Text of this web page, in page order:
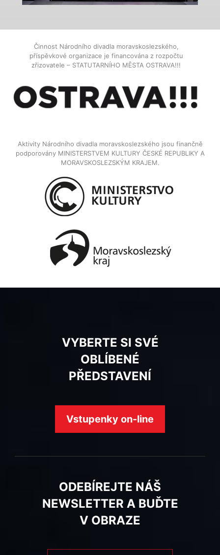
Činnost Národního divadla moravskoslezského,
příspěvkové organizace je financována z rozpočtu
zřizovatele – STATUTARNÍHO MĚSTA OSTRAVA!!!
Aktivity Národního divadla moravskoslezského jsou finančně
podporovány MINISTERSTVEM KULTURY ČESKÉ REPUBLIKY A
MORAVSKOSLEZSKÝM KRAJEM.
VYBERTE SI SVÉ
OBLÍBENÉ
PŘEDSTAVENÍ
Vstupenky on-line
ODEBÍREJTE NÁŠ
NEWSLETTER A BUĎTE
V OBRAZE